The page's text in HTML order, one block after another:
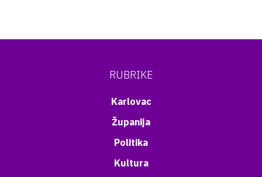
RUBRIKE
Karlovac
Županija
Politika
Kultura